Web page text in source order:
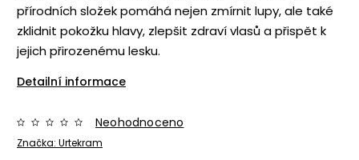
přírodních složek pomáhá nejen zmírnit lupy, ale také
zklidnit pokožku hlavy, zlepšit zdraví vlasů a přispět k
jejich přirozenému lesku.
Detailní informace
Značka: Urtekram
Neohodnoceno